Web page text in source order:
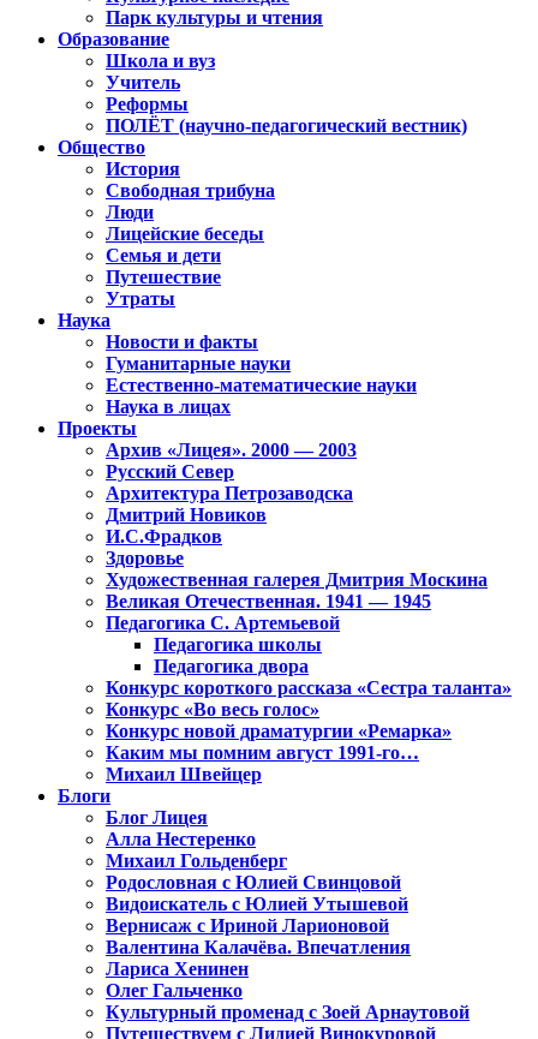
Парк культуры и чтения
Образование
Школа и вуз
Учитель
Реформы
ПОЛЁТ (научно-педагогический вестник)
Общество
История
Свободная трибуна
Люди
Лицейские беседы
Семья и дети
Путешествие
Утраты
Наука
Новости и факты
Гуманитарные науки
Естественно-математические науки
Наука в лицах
Проекты
Архив «Лицея». 2000 — 2003
Русский Север
Архитектура Петрозаводска
Дмитрий Новиков
И.С.Фрадков
Здоровье
Художественная галерея Дмитрия Москина
Великая Отечественная. 1941 — 1945
Педагогика С. Артемьевой
Педагогика школы
Педагогика двора
Конкурс короткого рассказа «Сестра таланта»
Конкурс «Во весь голос»
Конкурс новой драматургии «Ремарка»
Каким мы помним август 1991-го…
Михаил Швейцер
Блоги
Блог Лицея
Алла Нестеренко
Михаил Гольденберг
Родословная с Юлией Свинцовой
Видоискатель с Юлией Утышевой
Вернисаж с Ириной Ларионовой
Валентина Калачёва. Впечатления
Лариса Хенинен
Олег Гальченко
Культурный променад с Зоей Арнаутовой
Путешествуем с Лидией Винокуровой